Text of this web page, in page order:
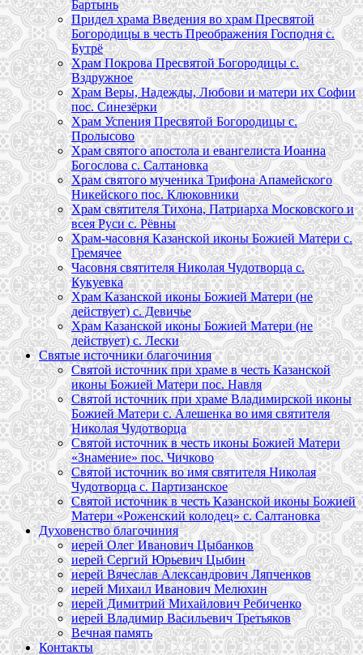
Бартынь
Придел храма Введения во храм Пресвятой
Богородицы в честь Преображения Господня с.
Бутрё
Храм Покрова Пресвятой Богородицы с.
Вздружное
Храм Веры, Надежды, Любови и матери их Софии
пос. Синезёрки
Храм Успения Пресвятой Богородицы с.
Пролысово
Храм святого апостола и евангелиста Иоанна
Богослова с. Салтановка
Храм святого мученика Трифона Апамейского
Никейского пос. Клюковники
Храм святителя Тихона, Патриарха Московского и
всея Руси с. Рёвны
Храм-часовня Казанской иконы Божией Матери с.
Гремячее
Часовня святителя Николая Чудотворца с.
Кукуевка
Храм Казанской иконы Божией Матери (не
действует) с. Девичье
Храм Казанской иконы Божией Матери (не
действует) с. Лески
Святые источники благочиния
Святой источник при храме в честь Казанской
иконы Божией Матери пос. Навля
Святой источник при храме Владимирской иконы
Божией Матери с. Алешенка во имя святителя
Николая Чудотворца
Святой источник в честь иконы Божией Матери
«Знамение» пос. Чичково
Святой источник во имя святителя Николая
Чудотворца с. Партизанское
Святой источник в честь Казанской иконы Божией
Матери «Роженский колодец» с. Салтановка
Духовенство благочиния
иерей Олег Иванович Цыбанков
иерей Сергий Юрьевич Цыбин
иерей Вячеслав Александрович Ляпченков
иерей Михаил Иванович Мелюхин
иерей Димитрий Михайлович Ребиченко
иерей Владимир Васильевич Третьяков
Вечная память
Контакты